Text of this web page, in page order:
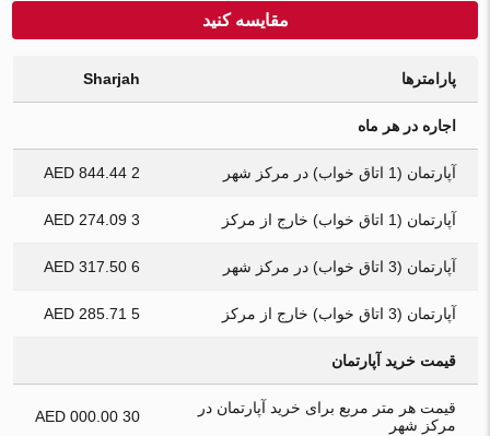
مقایسه کنید
پارامترها Sharjah
اجاره در هر ماه
آپارتمان (1 اتاق خواب) در مرکز شهر 2 844.44 AED
آپارتمان (1 اتاق خواب) خارج از مرکز 3 274.09 AED
آپارتمان (3 اتاق خواب) در مرکز شهر 6 317.50 AED
آپارتمان (3 اتاق خواب) خارج از مرکز 5 285.71 AED
قیمت خرید آپارتمان
قیمت هر متر مربع برای خرید آپارتمان در
مرکز شهر
30 000.00 AED